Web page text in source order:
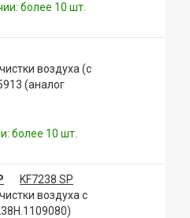
более 10 шт.
воздуха (с
(аналог
более 10 шт.
KF7238 SP
воздуха с